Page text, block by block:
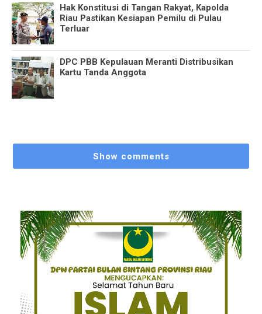
Hak Konstitusi di Tangan Rakyat, Kapolda
Riau Pastikan Kesiapan Pemilu di Pulau
Terluar
DPC PBB Kepulauan Meranti Distribusikan
Kartu Tanda Anggota
Show comments